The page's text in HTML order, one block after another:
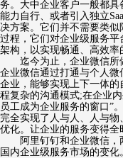
务。大中企业客户一般都
能力自行、或者引入独立
决方案。它们并不需要类
过程，它们对企业级服务
架构，以实现畅通、高效率
迄今为止，企业微信所做
企业微信通过打通与个人
企业，能够实现上下一体
程复杂的沟通模式;在企业
员工成为企业服务的窗口”
完全实现了人与人、人与
优化。让企业的服务变得全
阿里钉钉和企业微信，
国内企业级服务市场的变化